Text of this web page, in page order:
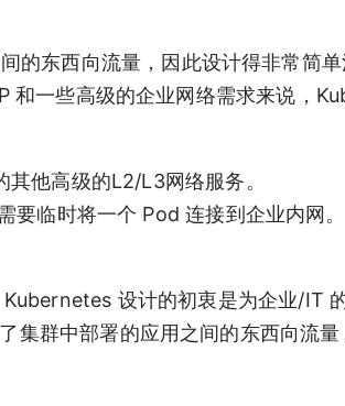
的东西向流量，因此设计得非常简
和一些高级的企业网络需求来说，
他高级的L2/L3网络服务。
临时将一个 Pod 连接到企业内网。
设计的初衷是为企业/IT
集群中部署的应用之间的东西向流